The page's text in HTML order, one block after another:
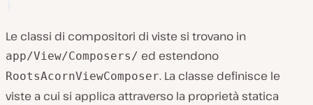
Le classi di compositori di viste si trovano in
app/View/Composers/ ed estendono
RootsAcornViewComposer. La classe definisce le
viste a cui si applica attraverso la proprietà statica